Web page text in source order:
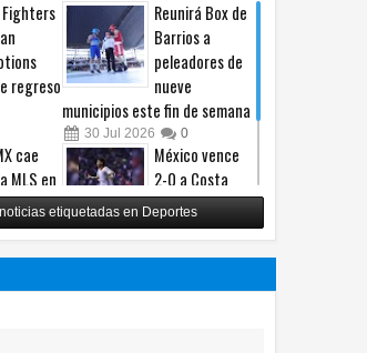
regreso
Reunirá Box de
Barrios a
peleadores de
nueve
municipios este fin de semana
30 Jul 2026 0
cae
MLS en
México vence
2-0 a Costa
Rica y avanza a
cuartos del
Premundial Sub-20
etiquetadas en Deportes